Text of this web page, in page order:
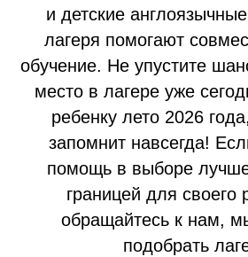
и детские
лагеря помогают
обучение. Не упустите
место в лагере уже
ребенку лето 2026
запомнит навсегда!
помощь в выборе
границей для
обращайтесь к нам,
подобрать